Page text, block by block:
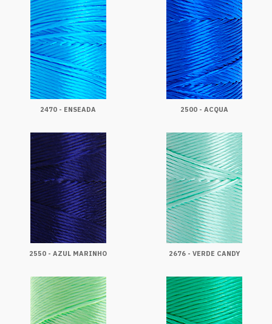
2470 - ENSEADA 2500 - ACQUA
2550 - AZUL MARINHO 2676 - VERDE CANDY